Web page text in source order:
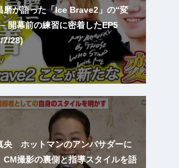
磨が語った「Ice Brave2」の“変
開幕前の練習に密着したEP5
7/28)
央 ホットマンのアンバサダーに
撮影の裏側と指導スタイルを語